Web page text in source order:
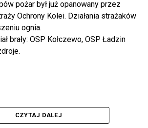
będzie koncert w wykonaniu
podczas którego wysłuchamy
w jazzowej aranżacji (godz. 20.00
koncertu zaplanowaliśmy dla
VI A – Kultura i zrównoważona
pożar był już opanowany przez
Ochrony Kolei. Działania strażaków
ognia.
brały: OSP Kołczewo, OSP Ładzin
CZYTAJ DALEJ